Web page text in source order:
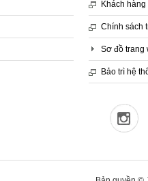
Khách
Chính sách
Sơ đồ trang
Bảo trì hệ